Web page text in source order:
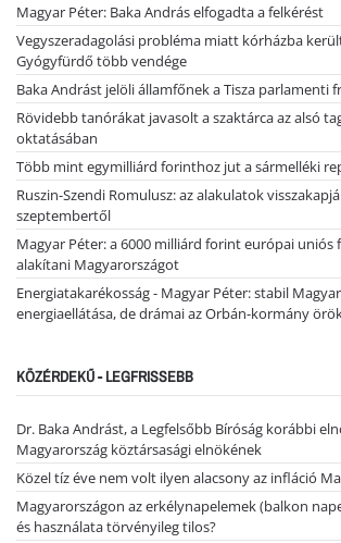
Magyar Péter: Baka András elfogadta a felkérést
Vegyszeradagolási probléma miatt kórházba
Gyógyfürdő több vendége
Baka Andrást jelöli államfőnek a Tisza parlamenti
Rövidebb tanórákat javasolt a szaktárca az alsó
oktatásában
Több mint egymilliárd forinthoz jut a sármelléki
Ruszin-Szendi Romulusz: az alakulatok
szeptembertől
Magyar Péter: a 6000 milliárd forint európai uniós
alakítani Magyarországot
Energiatakarékosság - Magyar Péter: stabil
energiaellátása, de drámai az Orbán-kormány
KÖZÉRDEKŰ - LEGFRISSEBB
Dr. Baka Andrást, a Legfelsőbb Bíróság korábbi
Magyarország köztársasági elnökének
Közel tíz éve nem volt ilyen alacsony az infláció
Magyarországon az erkélynapelemek (balkon
és használata törvényileg tilos?